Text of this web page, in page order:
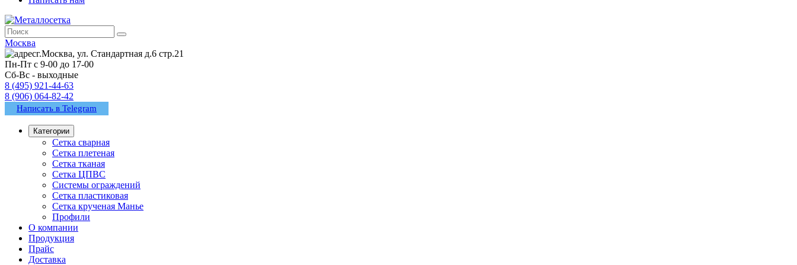
Москва
г.Москва, ул. Стандартная д.6 стр.21
Пн-Пт с 9-00 до 17-00
Сб-Вс - выходные
8 (495) 921-44-63
8 (906) 064-82-42
Написать в Telegram
Категории
Сетка сварная
Сетка плетеная
Сетка тканая
Сетка ЦПВС
Системы ограждений
Сетка пластиковая
Сетка крученая Манье
Профили
О компании
Продукция
Прайс
Доставка